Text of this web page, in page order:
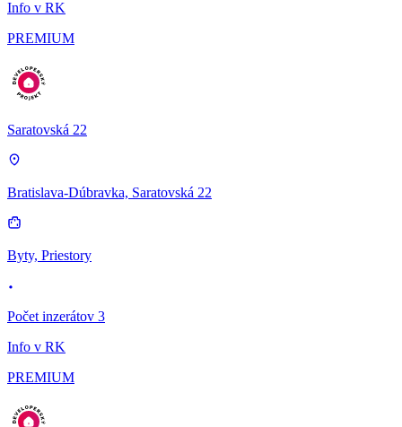
Info v RK
PREMIUM
Saratovská 22
Bratislava-Dúbravka, Saratovská 22
Byty, Priestory
Počet inzerátov 3
Info v RK
PREMIUM